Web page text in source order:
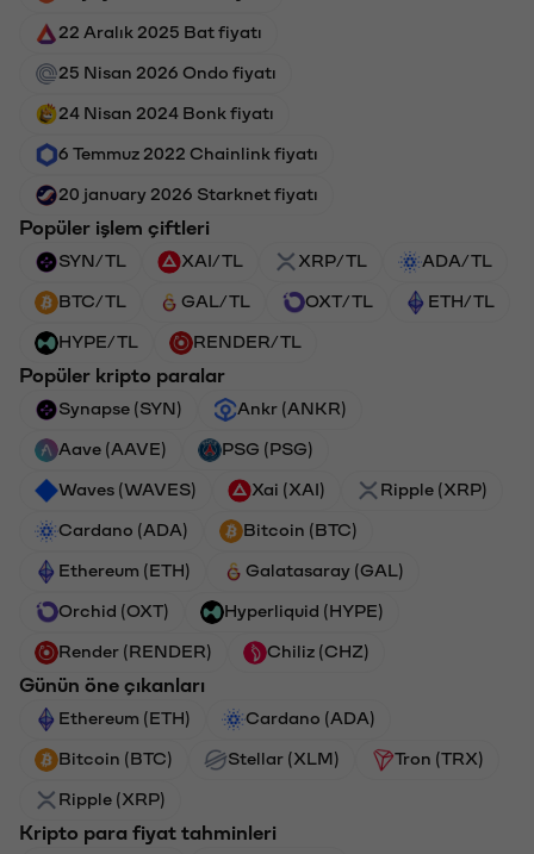
22 Aralık 2025 Bat fiyatı
25 Nisan 2026 Ondo fiyatı
24 Nisan 2024 Bonk fiyatı
6 Temmuz 2022 Chainlink fiyatı
20 january 2026 Starknet fiyatı
Popüler işlem çiftleri
SYN/TL XAI/TL XRP/TL ADA/TL
BTC/TL GAL/TL OXT/TL ETH/TL
HYPE/TL RENDER/TL
Popüler kripto paralar
Synapse (SYN) Ankr (ANKR)
Aave (AAVE) PSG (PSG)
Waves (WAVES) Xai (XAI) Ripple (XRP)
Cardano (ADA) Bitcoin (BTC)
Ethereum (ETH) Galatasaray (GAL)
Orchid (OXT) Hyperliquid (HYPE)
Render (RENDER) Chiliz (CHZ)
Günün öne çıkanları
Ethereum (ETH) Cardano (ADA)
Bitcoin (BTC) Stellar (XLM) Tron (TRX)
Ripple (XRP)
Kripto para fiyat tahminleri